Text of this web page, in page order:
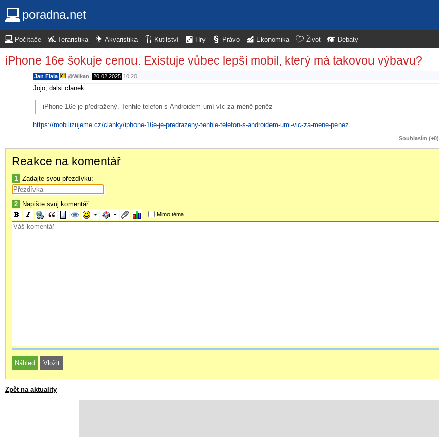
poradna.net
Počítače Teraristika Akvaristika Kutilství Hry Právo Ekonomika Život Debaty
iPhone 16e šokuje cenou. Existuje vůbec lepší mobil, který má takovou výbavu?
Jan Fiala @Wikan 20.02.2025 10:20
Jojo, dalsi clanek
iPhone 16e je předražený. Tenhle telefon s Androidem umí víc za méně peněz
https://mobilizujeme.cz/clanky/iphone-16e-je-predrazeny-tenhle-telefon-s-androidem-umi-vic-za-mene-penez
Souhlasím (+0)
Reakce na komentář
1 Zadajte svou přezdívku:
2 Napište svůj komentář:
Mimo téma
Zpět na aktuality